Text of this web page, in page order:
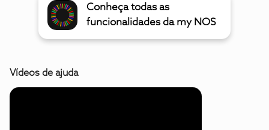
Conheça todas as
funcionalidades da my NOS
Vídeos de ajuda